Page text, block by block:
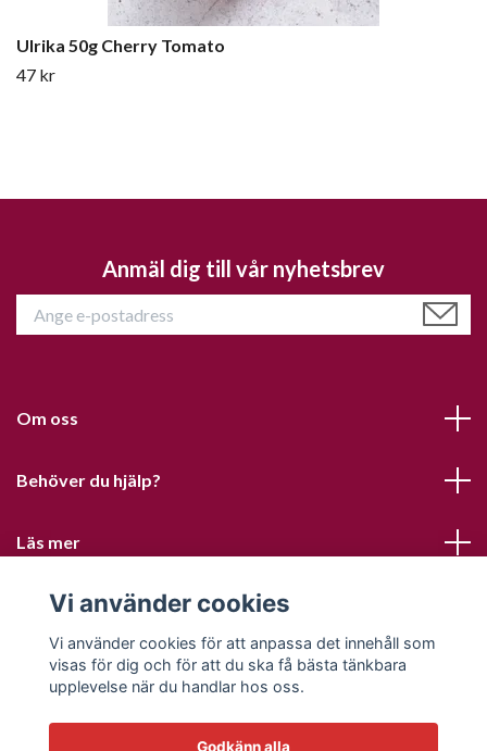
Ulrika 50g Cherry Tomato
47 kr
Anmäl dig till vår nyhetsbrev
Om oss
Behöver du hjälp?
Läs mer
Sociala medier
Vi använder cookies
Vi använder cookies för att anpassa det innehåll som
visas för dig och för att du ska få bästa tänkbara
upplevelse när du handlar hos oss.
Godkänn alla